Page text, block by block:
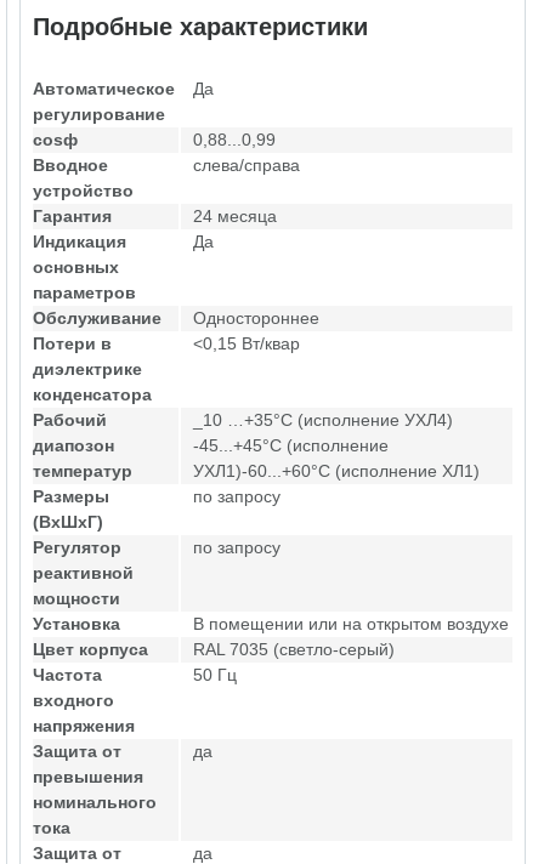
Подробные характеристики
Автоматическое
регулирование
Да
cosф
0,88...0,99
Вводное
устройство
слева/справа
Гарантия
24 месяца
Индикация
основных
параметров
Да
Обслуживание
Одностороннее
Потери в
диэлектрике
конденсатора
<0,15 Вт/квар
Рабочий
диапозон
температур
_10 …+35°С (исполнение УХЛ4)
-45...+45°С (исполнение
УХЛ1)-60...+60°С (исполнение ХЛ1)
Размеры
(ВхШхГ)
по запросу
Регулятор
реактивной
мощности
по запросу
Установка
В помещении или на открытом воздухе
Цвет корпуса
RAL 7035 (светло-серый)
Частота
входного
напряжения
50 Гц
Защита от
превышения
номинального
тока
да
Защита от
да